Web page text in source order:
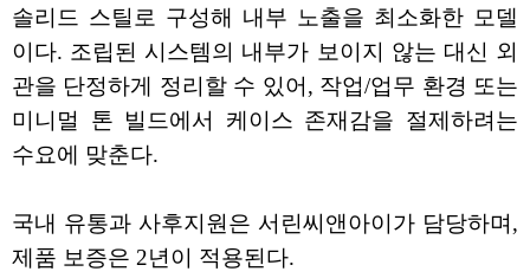
솔리드 스틸로 구성해 내부 노출을 최소화한 모델
이다. 조립된 시스템의 내부가 보이지 않는 대신 외
관을 단정하게 정리할 수 있어, 작업/업무 환경 또는
미니멀 톤 빌드에서 케이스 존재감을 절제하려는
수요에 맞춘다.
국내 유통과 사후지원은 서린씨앤아이가 담당하며,
제품 보증은 2년이 적용된다.